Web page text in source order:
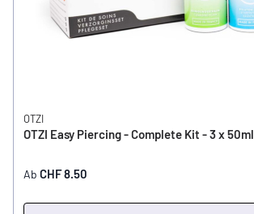
OTZI
OTZI Easy Piercing - Complete Kit - 3 x 50ml
Ab CHF 8.50